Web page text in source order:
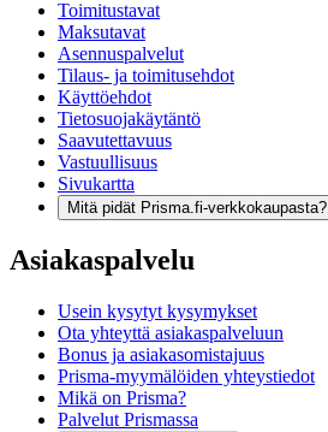
Toimitustavat
Maksutavat
Asennuspalvelut
Tilaus- ja toimitusehdot
Käyttöehdot
Tietosuojakäytäntö
Saavutettavuus
Vastuullisuus
Sivukartta
Mitä pidät Prisma.fi-verkkokaupasta?
Asiakaspalvelu
Usein kysytyt kysymykset
Ota yhteyttä asiakaspalveluun
Bonus ja asiakasomistajuus
Prisma-myymälöiden yhteystiedot
Mikä on Prisma?
Palvelut Prismassa